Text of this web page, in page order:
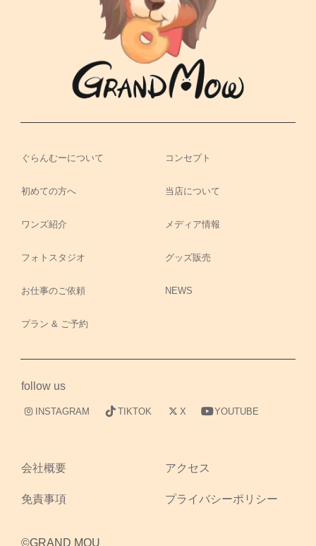
ぐらんむーについて コンセプト
初めての方へ 当店について
ワンズ紹介 メディア情報
フォトスタジオ グッズ販売
お仕事のご依頼 NEWS
プラン & ご予約
follow us
INSTAGRAM TIKTOK X YOUTUBE
会社概要 アクセス
免責事項 プライバシーポリシー
©GRAND MOU